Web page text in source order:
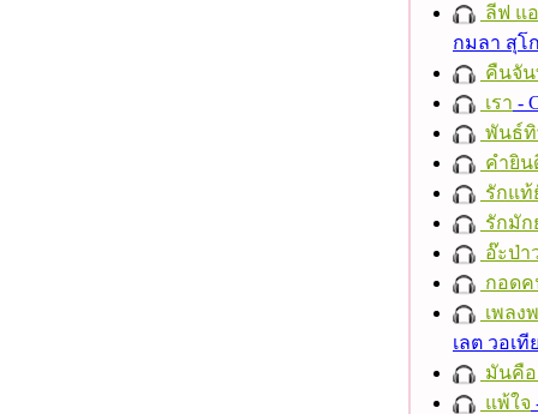
ลีฟ แอ
กมลา สุโ
คืนจั
เรา -
พันธ์
คำยิน
รักแท้
รักมัก
อ๊ะป่า
กอดค
เพลง
เลต วอเที
มันคื
แพ้ใจ